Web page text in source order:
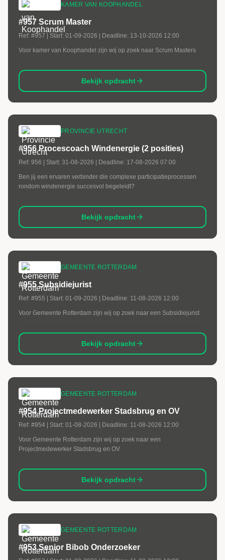
KAMER VAN KOOPHANDEL
#957 Scrum Master
Ref: #957 | Start: 01-09-2026 | Deadline: 13-10-2026 12:00
Voor kamer van Koophandel zijn wij op zoek naar Scrum Masters
Bekijk opdracht
PROVINCIE UTRECHT
#956 Procescoach Windenergie (2 posities)
Ref: 956 | Start: 31-08-2026 | Deadline: 17-08-2026 07:00
Ben jij een ervaren verbinder die complexe participatieprocessen
rondom windenergie succesvol begeleidt?
Bekijk opdracht
GEMEENTE ROTTERDAM
#955 Subsidiejurist
Ref: #955 | Start: 01-09-2026 | Deadline: 11-08-2026 12:00
Voor Gemeente Rotterdam zijn wij op zoek naar een Subsidiejurist
Bekijk opdracht
GEMEENTE ROTTERDAM
#954 Projectmedewerker Stadsbrug en OV
Ref: #954 | Start: 01-08-2026 | Deadline: 11-08-2026 12:00
Voor Gemeente Rotterdam zijn wij op zoek naar een
Projectmedewerker Stadsbrug en OV
Bekijk opdracht
GEMEENTE ROTTERDAM
#953 Senior Bibob Onderzoeker